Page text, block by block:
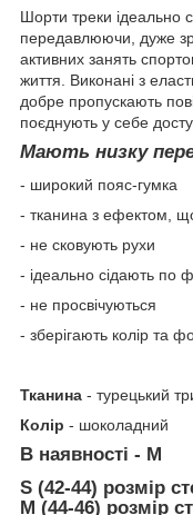
Шорти треки ідеально
передавлюючи, дуже
активних занять
життя. Виконані з
добре пропускають
поєднують у себе
Мають низку
- широкий пояс-гумка
- тканина з ефектом,
- не сковують рухи
- ідеально сідають по
- не просвічуються
- зберігають колір та
Тканина - турецький
Колір - шоколадний
В наявності - М
S (42-44) розмір
M (44-46) розмір